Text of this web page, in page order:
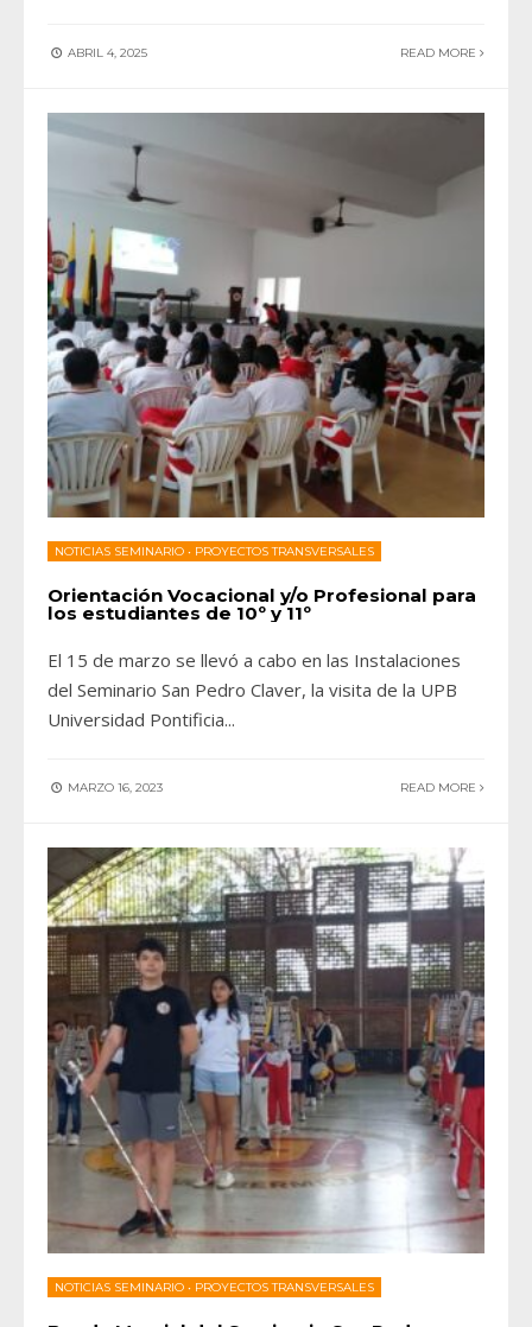
ABRIL 4, 2025 READ MORE
NOTICIAS SEMINARIO • PROYECTOS TRANSVERSALES
Orientación Vocacional y/o Profesional para
los estudiantes de 10º y 11º
El 15 de marzo se llevó a cabo en las Instalaciones
del Seminario San Pedro Claver, la visita de la UPB
Universidad Pontificia...
MARZO 16, 2023 READ MORE
NOTICIAS SEMINARIO • PROYECTOS TRANSVERSALES